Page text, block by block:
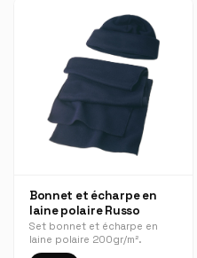
Bonnet et écharpe en
laine polaire Russo
Set bonnet et écharpe en
laine polaire 200gr/m².